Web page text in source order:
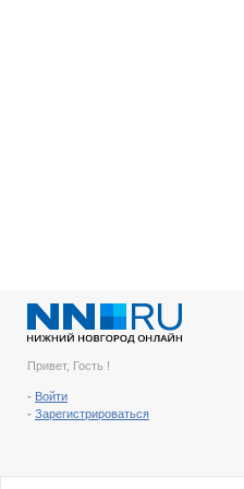
Привет, Гость !
- Войти
- Зарегистрироваться